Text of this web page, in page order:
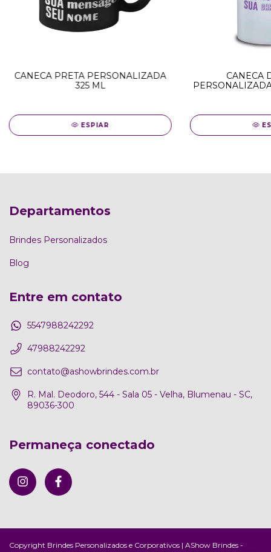
CANECA PRETA PERSONALIZADA
325 ML
ESPIAR
CANECA
Departamentos
Brindes Personalizados
Blog
Entre em contato
5547988242292
47988242292
contato@ashowbrindes.com.br
R. Mal. Deodoro, 544 - Sala 05 - Velha, Blumenau - SC,
89036-300
Permaneça conectado
Copyright Brindes Personalizados e Corporativos | AShow Brindes -